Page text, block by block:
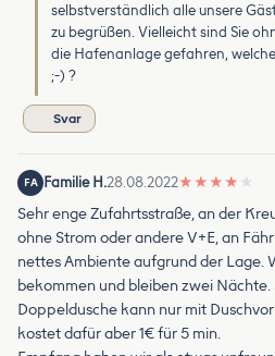
selbstverständlich alle unsere
zu begrüßen. Vielleicht sind Sie
die Hafenanlage gefahren,
;-) ?
Svar
FA Familie H.28.08.2022★ ★ ★ ★ ★
Sehr enge Zufahrtsstraße, an der
ohne Strom oder andere V+E, an
nettes Ambiente aufgrund der Lage.
bekommen und bleiben zwei Nächte.
Doppeldusche kann nur mit
kostet dafür aber 1€ für 5 min.